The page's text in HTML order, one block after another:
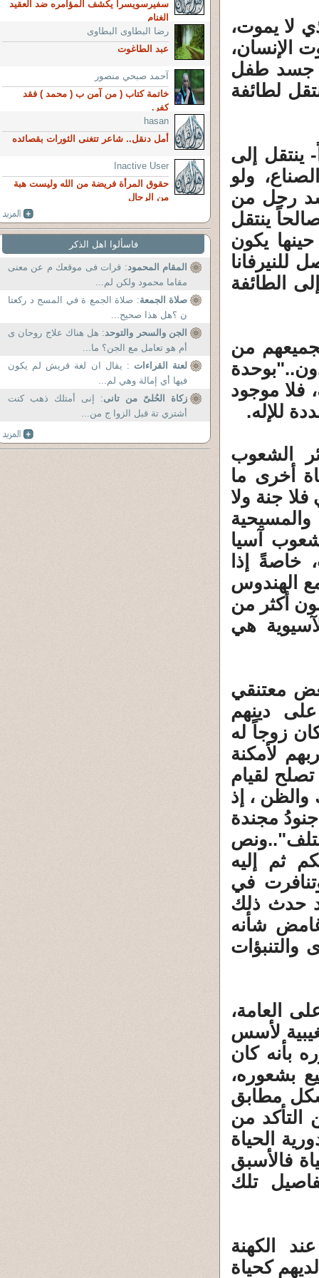
لا يموت،
الإنسان،
جسد طفل
لطائفة
ينتقل إلى
ولو
رجل من
ينتقل
يكون
للنيرفانا
الطائفة
من
فلا موجود
للإله.
الشعوب
أخرى ما
جنة ولا
والمسيحية
شعوب آسيا
خاصةً إذا
الهندوس
أكثر من
هي
معتنقي
على دينهم
زوجاً له
لأمكنة
لقيام
والظن ، إذ
مجندة
ثم إليه
في
حدث ذلك
شأنه
والتنبؤات
العامة،
لأسس
بأنه كان
بشعوره،
مطابق
التأكد من
الحياة
فالأسبق
تلك
الكهنة
كحياة
سفيرسويسرا يكشف المؤامره ضد العقيد
الغنام
رضا البطاوى البطاوى
عبد الطاغوت
آحمد صبحي منصور
خاتمة كتاب ( من آمن ب ( محمد ) فقد
كفر.
hasan
أمل دنقل.. شاعر تتغنى الثورات بقصائده
Inactive User
حقوق المرأة فريضة من الله وليست هبة
من الرجال
فاسألوا اهل الذكر
المقام المحمود: قرات فى موقعك م عن معنى
مقاما محمود ولكن لم...
صلاة الجمعة: صلاة الجمع ة في المسج د ركعتا
ن ؟هل هذا صحيح...
الجن والسحر والتوحد: هل هناك علاج روحان ى
أم هو تعامل مع الجن؟ ما...
لعنة القراءات : يقال ان لغة قريش لم يكون
فيها أي إمالة وهي لم...
زكاة الحُلىّ من تانى: إنى أمتلك ذهب كنت
أشتري تة قبل الزوا ج من...